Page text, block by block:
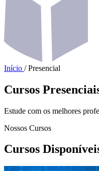
Início / Presencial
Cursos
Estude com os melhores
Nossos Cursos
Cursos